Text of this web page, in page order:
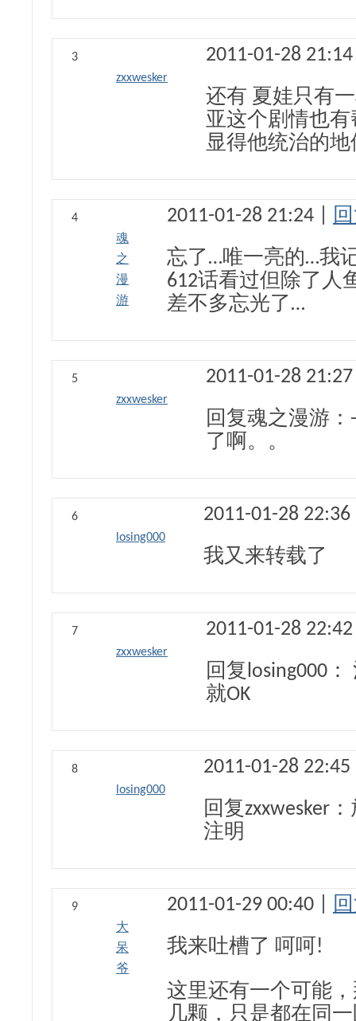
3
zxxwesker
2011-01-28
还有 夏娃只有
亚这个剧情也
显得他统治的地
4
魂
之
漫
游
2011-01-28 21:24 |
忘了…唯一亮的…我
612话看过但除了人
差不多忘光了…
5
zxxwesker
2011-01-28
回复魂之漫游
了啊。。
6
losing000
2011-01-28
我又来转载了
7
zxxwesker
2011-01-28
回复losing000
就OK
8
losing000
2011-01-28
回复zxxwesker：
注明
9
大
呆
爷
2011-01-29 00:40 |
我来吐槽了 呵呵!
这里还有一个可能
几颗，只是都在同